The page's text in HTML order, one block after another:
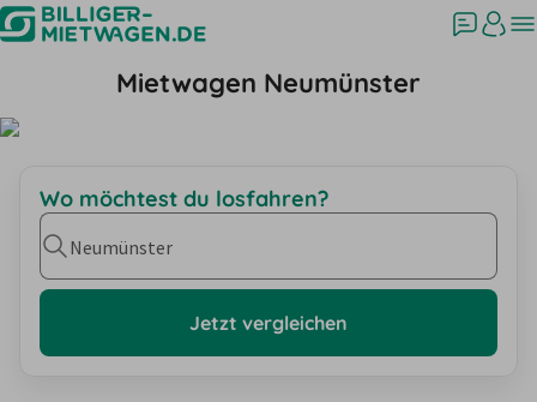
Mietwagen Neumünster
Wo möchtest du losfahren?
Neumünster
Jetzt vergleichen